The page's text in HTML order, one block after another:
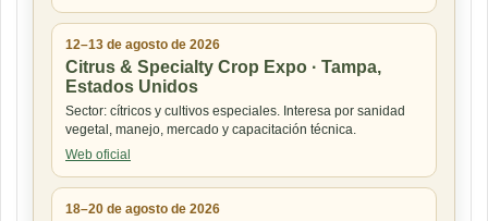
12–13 de agosto de 2026
Citrus & Specialty Crop Expo · Tampa,
Estados Unidos
Sector: cítricos y cultivos especiales. Interesa por sanidad
vegetal, manejo, mercado y capacitación técnica.
Web oficial
18–20 de agosto de 2026